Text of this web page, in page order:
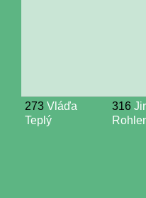
273 Vláďa
Teplý
316